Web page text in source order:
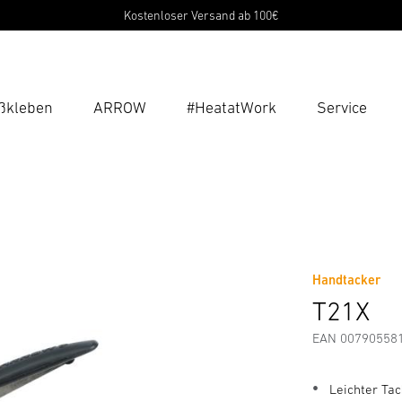
Kostenloser Versand ab 100€
ARROW #HeatatWork Service
Handtacker
T21X
EAN
Leichter